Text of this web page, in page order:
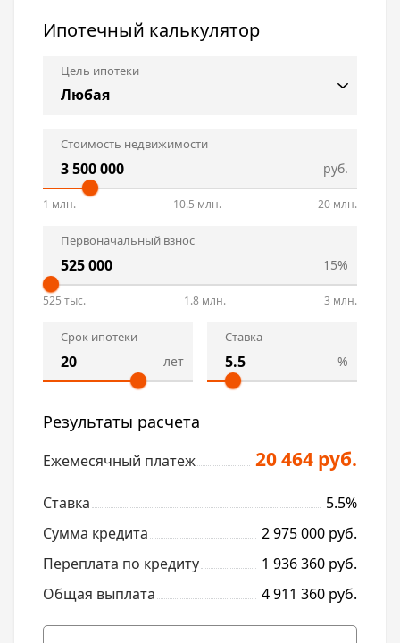
Ипотечный калькулятор
Цель ипотеки
Стоимость недвижимости
руб.
1 млн. 10.5 млн. 20 млн.
Первоначальный взнос
15%
525 тыс. 1.8 млн. 3 млн.
Срок ипотеки
лет
Ставка
%
Результаты расчета
Ежемесячный платеж 20 464 руб.
Ставка
5.5%
Сумма кредита
2 975 000 руб.
Переплата по кредиту
1 936 360 руб.
Общая выплата
4 911 360 руб.